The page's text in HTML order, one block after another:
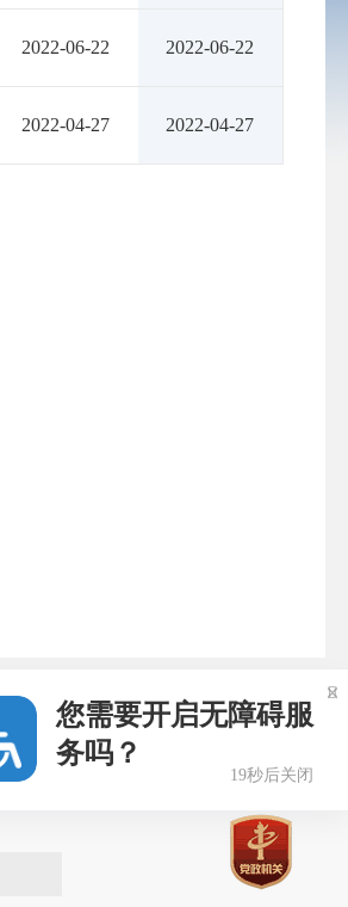
2022-06-22 2022-06-22
2022-04-27 2022-04-27
专业网站
您需要开启无障碍服
务吗？
19秒后关闭
